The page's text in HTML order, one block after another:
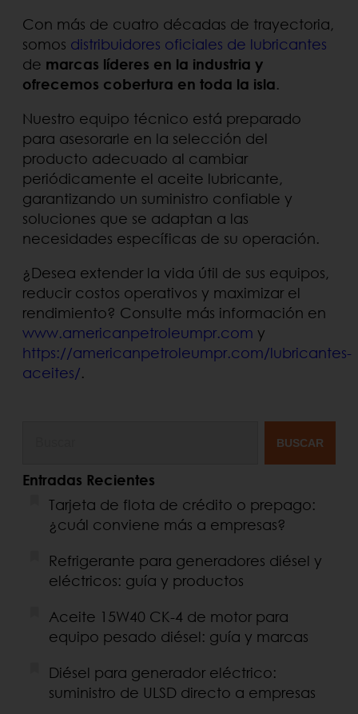
Con más de cuatro décadas de trayectoria,
somos distribuidores oficiales de lubricantes
de marcas líderes en la industria y
ofrecemos cobertura en toda la isla.
Nuestro equipo técnico está preparado
para asesorarle en la selección del
producto adecuado al cambiar
periódicamente el aceite lubricante,
garantizando un suministro confiable y
soluciones que se adaptan a las
necesidades específicas de su operación.
¿Desea extender la vida útil de sus equipos,
reducir costos operativos y maximizar el
rendimiento? Consulte más información en
www.americanpetroleumpr.com y
https://americanpetroleumpr.com/lubricantes-
aceites/.
BUSCAR
Entradas Recientes
Tarjeta de flota de crédito o prepago:
¿cuál conviene más a empresas?
Refrigerante para generadores diésel y
eléctricos: guía y productos
Aceite 15W40 CK-4 de motor para
equipo pesado diésel: guía y marcas
Diésel para generador eléctrico:
suministro de ULSD directo a empresas